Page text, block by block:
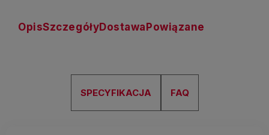
OpisSzczegółyDostawa Powiązane
SPECYFIKACJA FAQ